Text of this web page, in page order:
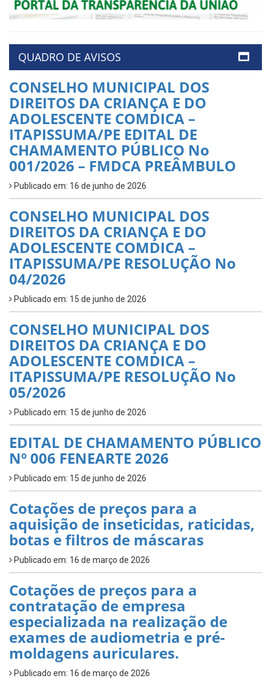
QUADRO DE AVISOS
CONSELHO MUNICIPAL DOS
DIREITOS DA CRIANÇA E DO
ADOLESCENTE COMDICA –
ITAPISSUMA/PE EDITAL DE
CHAMAMENTO PÚBLICO No
001/2026 – FMDCA PREÂMBULO
Publicado em: 16 de junho de 2026
CONSELHO MUNICIPAL DOS
DIREITOS DA CRIANÇA E DO
ADOLESCENTE COMDICA –
ITAPISSUMA/PE RESOLUÇÃO No
04/2026
Publicado em: 15 de junho de 2026
CONSELHO MUNICIPAL DOS
DIREITOS DA CRIANÇA E DO
ADOLESCENTE COMDICA –
ITAPISSUMA/PE RESOLUÇÃO No
05/2026
Publicado em: 15 de junho de 2026
EDITAL DE CHAMAMENTO PÚBLICO
Nº 006 FENEARTE 2026
Publicado em: 15 de junho de 2026
Cotações de preços para a
aquisição de inseticidas, raticidas,
botas e filtros de máscaras
Publicado em: 16 de março de 2026
Cotações de preços para a
contratação de empresa
especializada na realização de
exames de audiometria e pré-
moldagens auriculares.
Publicado em: 16 de março de 2026